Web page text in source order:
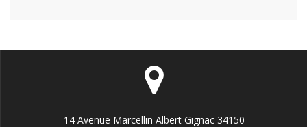
14 Avenue Marcellin Albert Gignac 34150